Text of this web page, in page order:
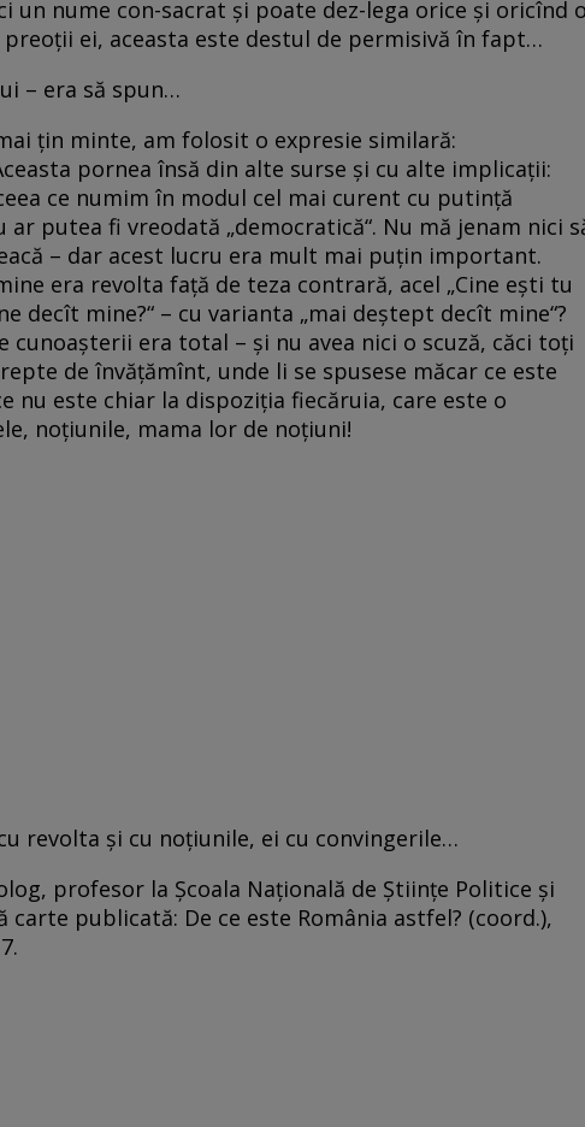
un nume con-sacrat și poate dez-lega orice și oricînd
ei, aceasta este destul de permisivă în fapt…
– era să spun…
țin minte, am folosit o expresie similară:
pornea însă din alte surse și cu alte implicații:
ce numim în modul cel mai curent cu putință
ar putea fi vreodată „democratică“. Nu mă jenam nici
– dar acest lucru era mult mai puțin important.
era revolta față de teza contrară, acel „Cine ești tu
decît mine?“ – cu varianta „mai deștept decît mine“?
cunoașterii era total – și nu avea nici o scuză, căci toți
de învățămînt, unde li se spusese măcar ce este
nu este chiar la dispoziția fiecăruia, care este o
noțiunile, mama lor de noțiuni!
revolta și cu noțiunile, ei cu convingerile…
profesor la Școala Națională de Științe Politice și
publicată: De ce este România astfel? (coord.),